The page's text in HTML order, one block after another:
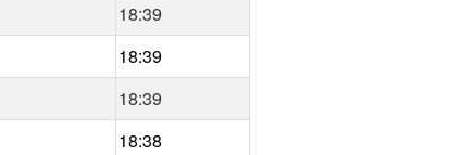
18:39
18:39
18:39
18:38